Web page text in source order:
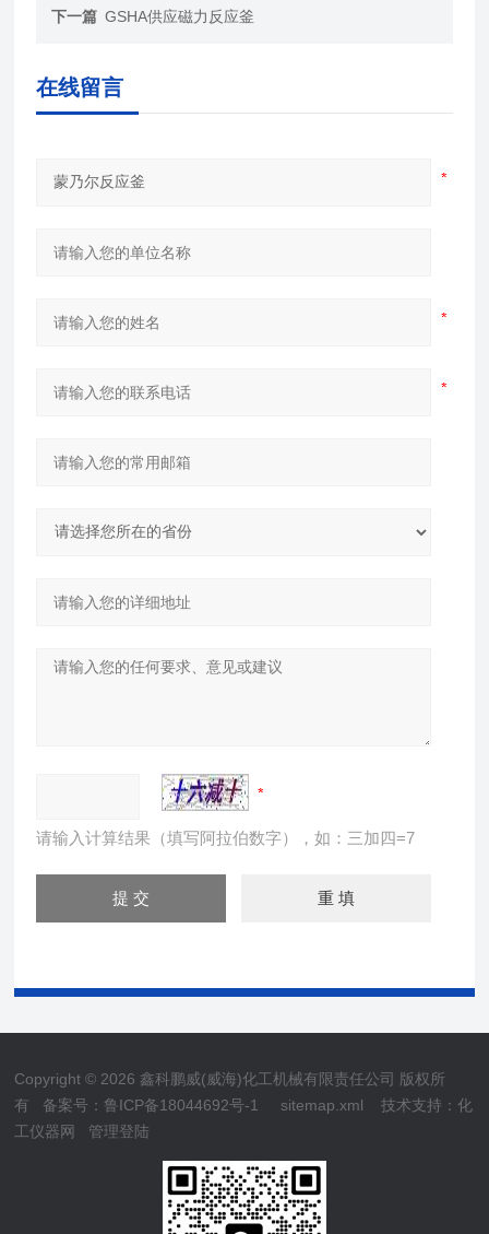
下一篇 GSHA供应磁力反应釜
在线留言
请输入计算结果（填写阿拉伯数字），如：三加四=7
Copyright © 2026 鑫科鹏威(威海)化工机械有限责任公司 版权所
有 备案号：鲁ICP备18044692号-1 sitemap.xml 技术支持：化
工仪器网
管理登陆